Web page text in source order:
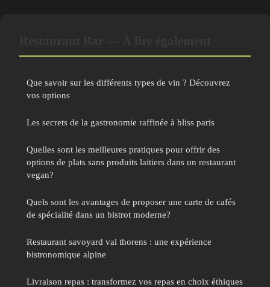
Que savoir sur les différents types de vin ? Découvrez
vos options
Les secrets de la gastronomie raffinée à bliss paris
Quelles sont les meilleures pratiques pour offrir des
options de plats sans produits laitiers dans un restaurant
vegan?
Quels sont les avantages de proposer une carte de cafés
de spécialité dans un bistrot moderne?
Restaurant savoyard val thorens : une expérience
bistronomique alpine
Livraison repas : transformez vos repas en choix éthiques